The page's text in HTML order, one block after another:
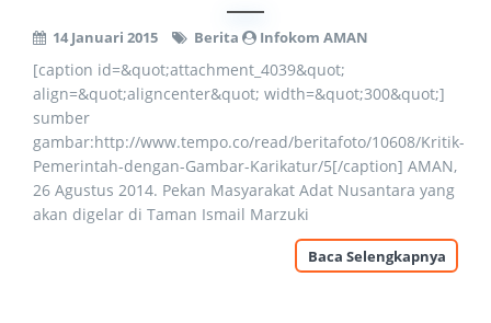
14 Januari 2015 Berita Infokom AMAN
[caption id=&quot;attachment_4039&quot;
align=&quot;aligncenter&quot; width=&quot;300&quot;]
sumber
gambar:http://www.tempo.co/read/beritafoto/10608/Kritik-
Pemerintah-dengan-Gambar-Karikatur/5[/caption] AMAN,
26 Agustus 2014. Pekan Masyarakat Adat Nusantara yang
akan digelar di Taman Ismail Marzuki
Baca Selengkapnya